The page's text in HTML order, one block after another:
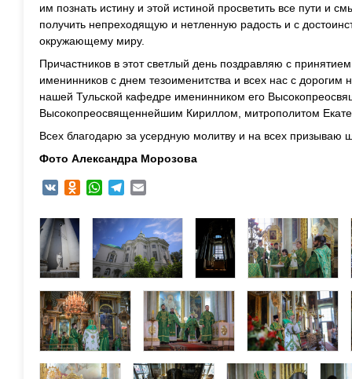
им познать истину и этой истиной просветить все пути и
получить непреходящую и нетленную радость и с
окружающему миру.
Причастников в этот светлый день поздравляю с
именинников с днем тезоименитства и всех нас с
нашей Тульской кафедре именинником его
Высокопреосвященнейшим Кириллом, митрополитом
Всех благодарю за усердную молитву и на всех призываю
Фото Александра Морозова
VK Odnoklassniki
WhatsAppTelegram